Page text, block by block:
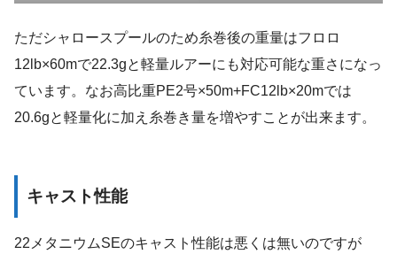
ただシャロースプールのため糸巻後の重量はフロロ
12lb×60mで22.3gと軽量ルアーにも対応可能な重さになっ
ています。なお高比重PE2号×50m+FC12lb×20mでは
20.6gと軽量化に加え糸巻き量を増やすことが出来ます。
キャスト性能
22メタニウムSEのキャスト性能は悪くは無いのですが